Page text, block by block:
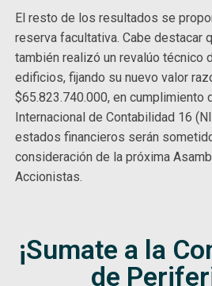
El resto de los resultados se
reserva facultativa. Cabe destacar
también realizó un revalúo técnico
edificios, fijando su nuevo valor
$65.823.740.000, en cumplimiento
Internacional de Contabilidad 16
estados financieros serán
consideración de la próxima
Accionistas.
¡Sumate a la
de